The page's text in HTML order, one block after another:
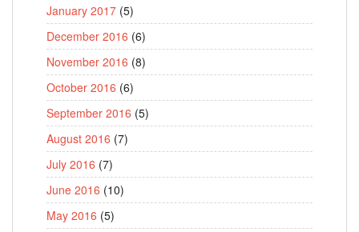
January 2017 (5)
December 2016 (6)
November 2016 (8)
October 2016 (6)
September 2016 (5)
August 2016 (7)
July 2016 (7)
June 2016 (10)
May 2016 (5)